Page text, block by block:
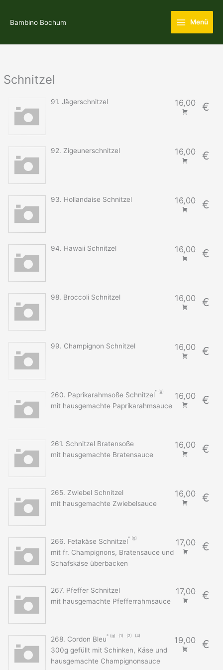
springen
Bambino Bochum
Main
Menu
Menü
Schnitzel
91. Jägerschnitzel 16,00 €
92. Zigeunerschnitzel 16,00 €
93. Hollandaise Schnitzel 16,00 €
94. Hawaii Schnitzel 16,00 €
98. Broccoli Schnitzel 16,00 €
99. Champignon Schnitzel 16,00 €
260. Paprikarahmsoße Schnitzel g 16,00 €
mit hausgemachte Paprikarahmsauce
261. Schnitzel Bratensoße 16,00 €
mit hausgemachte Bratensauce
265. Zwiebel Schnitzel 16,00 €
mit hausgemachte Zwiebelsauce
266. Fetakäse Schnitzel g 17,00 €
mit fr. Champignons, Bratensauce und
Schafskäse überbacken
267. Pfeffer Schnitzel 17,00 €
mit hausgemachte Pfefferrahmsauce
268. Cordon Bleu g 1 2 4 19,00 €
300g gefüllt mit Schinken, Käse und
hausgemachte Champignonsauce